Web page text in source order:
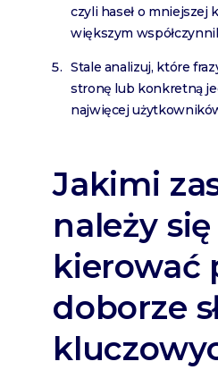
czyli haseł o mniejszej
większym
Stale analizuj, które
stronę lub konkretną
najwięcej
Jakimi
należy się
kierować
doborze